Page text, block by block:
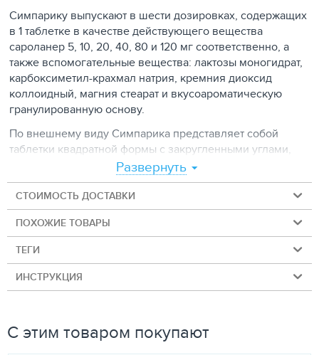
Симпарику выпускают в шести дозировках, содержащих
в 1 таблетке в качестве действующего вещества
сароланер 5, 10, 20, 40, 80 и 120 мг соответственно, а
также вспомогательные вещества: лактозы моногидрат,
карбоксиметил-крахмал натрия, кремния диоксид
коллоидный, магния стеарат и вкусоароматическую
гранулированную основу.
По внешнему виду Симпарика представляет собой
таблетки квадратной формы с закругленными углами,
коричневого цвета в крапинку, с надписью на одной
стороне таблетки, сообщающей о количестве в ней
действующего вещества сароланера.
Симпарику выпускают расфасованной в блистеры по 1, 3
или 6 таблеток. Блистеры упакованы в картонные
коробки. В каждую коробку вложена инструкция по
применению на русском языке.
Симпарику отпускают без рецепта ветеринарного врача.
Симпарика относится к группе инсектоакарицидных
Развернуть
СТОИМОСТЬ ДОСТАВКИ
ПОХОЖИЕ ТОВАРЫ
ТЕГИ
ИНСТРУКЦИЯ
С этим товаром покупают